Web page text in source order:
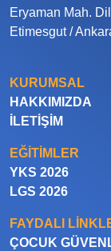
Eryaman Mah.
Etimesgut /
KURUMSAL
HAKKIMIZDA
İLETIŞIM
EĞITIMLER
YKS 2026
LGS 2026
FAYDALI
ÇOCUK